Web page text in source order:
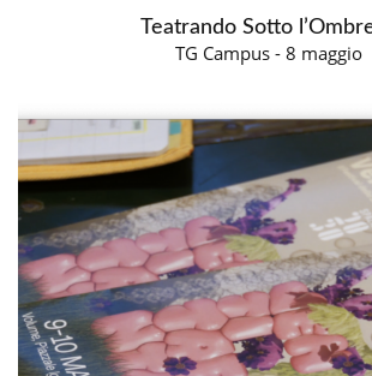
Teatrando Sotto
TG Campus - 8 maggio